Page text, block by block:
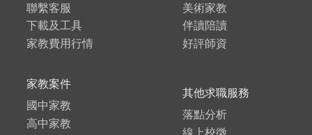
聯繫客服
下載及工具
家教費用行情
美術家教
伴讀陪讀
好評師資
家教案件
國中家教
高中家教
其他求職服務
落點分析
線上校徵